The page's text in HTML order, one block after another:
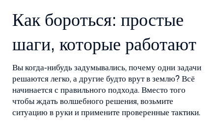
Как бороться: простые
шаги, которые работают
Вы когда‑нибудь задумывались, почему одни задачи
решаются легко, а другие будто врут в землю? Всё
начинается с правильного подхода. Вместо того
чтобы ждать волшебного решения, возьмите
ситуацию в руки и примените проверенные тактики.